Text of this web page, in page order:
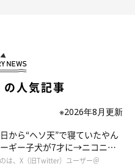
の人気記事
※2026年8月更新
から“ヘソ天”で寝ていたやん
ギー子犬が7才に→ニコニ
ースマイル”が魅力のコに成
は、X（旧Twitter）ユーザー＠